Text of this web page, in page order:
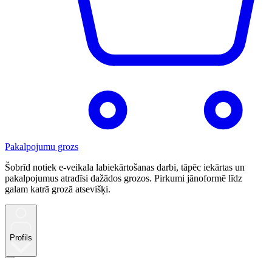
Pakalpojumu grozs
Šobrīd notiek e-veikala labiekārtošanas darbi, tāpēc iekārtas un
pakalpojumus atradīsi dažādos grozos. Pirkumi jānoformē līdz
galam katrā grozā atsevišķi.
Profils